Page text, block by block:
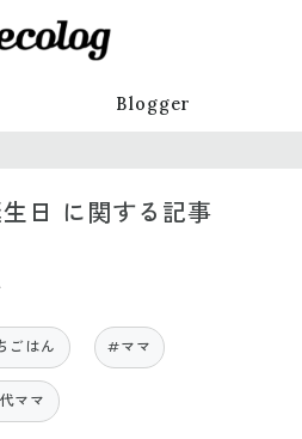
Blogger
日 に関する記事
ごはん #ママ
ママ